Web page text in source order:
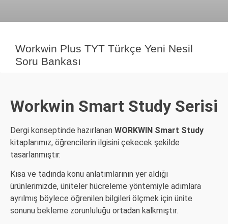
Workwin Plus TYT Türkçe Yeni Nesil
Soru Bankası
Workwin Smart Study Serisi
Dergi konseptinde hazırlanan WORKWIN Smart Study
kitaplarımız, öğrencilerin ilgisini çekecek şekilde
tasarlanmıştır.
Kısa ve tadında konu anlatımlarının yer aldığı
ürünlerimizde, üniteler hücreleme yöntemiyle adımlara
ayrılmış böylece öğrenilen bilgileri ölçmek için ünite
sonunu bekleme zorunluluğu ortadan kalkmıştır.